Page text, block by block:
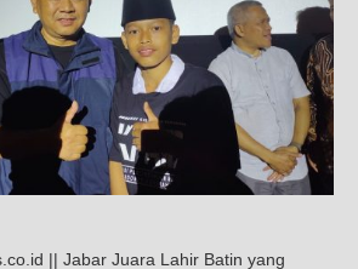
|| Jabar Juara Lahir Batin yang